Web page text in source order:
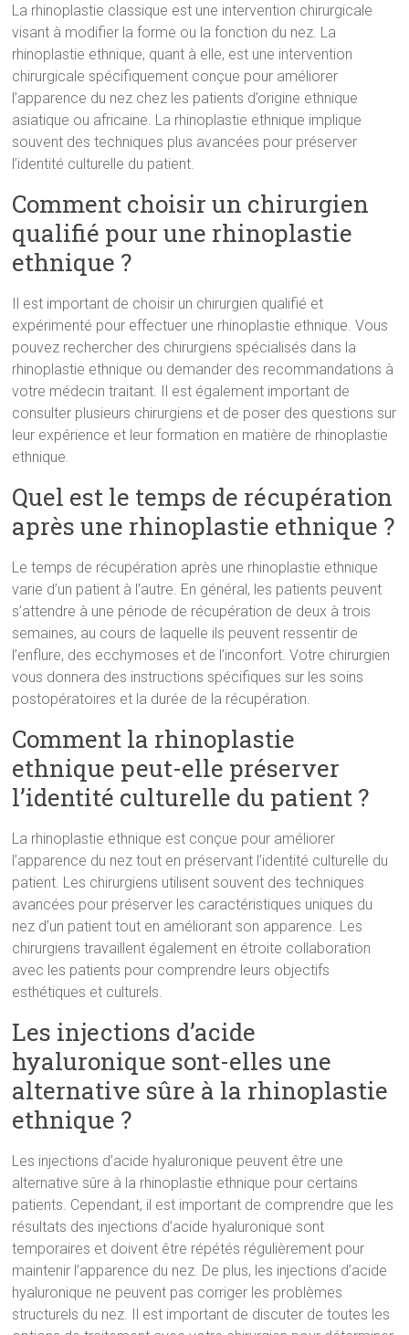
La rhinoplastie classique est une intervention chirurgicale
visant à modifier la forme ou la fonction du nez. La
rhinoplastie ethnique, quant à elle, est une intervention
chirurgicale spécifiquement conçue pour améliorer
l’apparence du nez chez les patients d’origine ethnique
asiatique ou africaine. La rhinoplastie ethnique implique
souvent des techniques plus avancées pour préserver
l’identité culturelle du patient.
Comment choisir un chirurgien
qualifié pour une rhinoplastie
ethnique ?
Il est important de choisir un chirurgien qualifié et
expérimenté pour effectuer une rhinoplastie ethnique. Vous
pouvez rechercher des chirurgiens spécialisés dans la
rhinoplastie ethnique ou demander des recommandations à
votre médecin traitant. Il est également important de
consulter plusieurs chirurgiens et de poser des questions sur
leur expérience et leur formation en matière de rhinoplastie
ethnique.
Quel est le temps de récupération
après une rhinoplastie ethnique ?
Le temps de récupération après une rhinoplastie ethnique
varie d’un patient à l’autre. En général, les patients peuvent
s’attendre à une période de récupération de deux à trois
semaines, au cours de laquelle ils peuvent ressentir de
l’enflure, des ecchymoses et de l’inconfort. Votre chirurgien
vous donnera des instructions spécifiques sur les soins
postopératoires et la durée de la récupération.
Comment la rhinoplastie
ethnique peut-elle préserver
l’identité culturelle du patient ?
La rhinoplastie ethnique est conçue pour améliorer
l’apparence du nez tout en préservant l’identité culturelle du
patient. Les chirurgiens utilisent souvent des techniques
avancées pour préserver les caractéristiques uniques du
nez d’un patient tout en améliorant son apparence. Les
chirurgiens travaillent également en étroite collaboration
avec les patients pour comprendre leurs objectifs
esthétiques et culturels.
Les injections d’acide
hyaluronique sont-elles une
alternative sûre à la rhinoplastie
ethnique ?
Les injections d’acide hyaluronique peuvent être une
alternative sûre à la rhinoplastie ethnique pour certains
patients. Cependant, il est important de comprendre que les
résultats des injections d’acide hyaluronique sont
temporaires et doivent être répétés régulièrement pour
maintenir l’apparence du nez. De plus, les injections d’acide
hyaluronique ne peuvent pas corriger les problèmes
structurels du nez. Il est important de discuter de toutes les